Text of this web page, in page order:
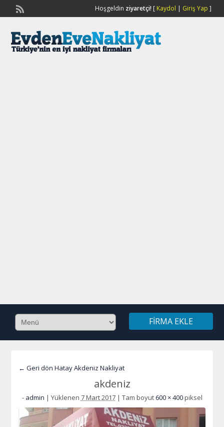
Hoşgeldin ziyaretçi![ Kaydol | Giriş Yap ]
FIRMA EKLE
← Geri dön Hatay Akdeniz Nakliyat
akdeniz
- admin | Yüklenen 7 Mart 2017 | Tam boyut 600 × 400piksel